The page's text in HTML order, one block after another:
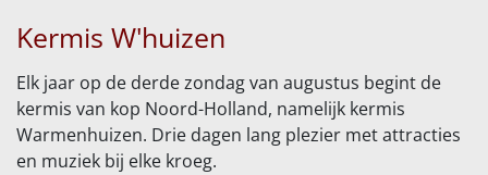
Kermis W'huizen
Elk jaar op de derde zondag van augustus begint de
kermis van kop Noord-Holland, namelijk kermis
Warmenhuizen. Drie dagen lang plezier met attracties
en muziek bij elke kroeg.